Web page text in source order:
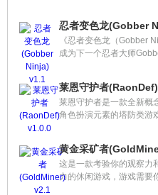
忍者变色龙(Gobber
《忍者变色龙（Gobber
成为下一个忍者大师
莱恩守护者
莱恩守护者是一款全新概
角色扮演元素的塔防类游
英雄的操控防御，最终打
游戏中一共有三个英雄可
黄金采矿者
这是一款考验你的观察力
力的休闲游戏，游戏需要